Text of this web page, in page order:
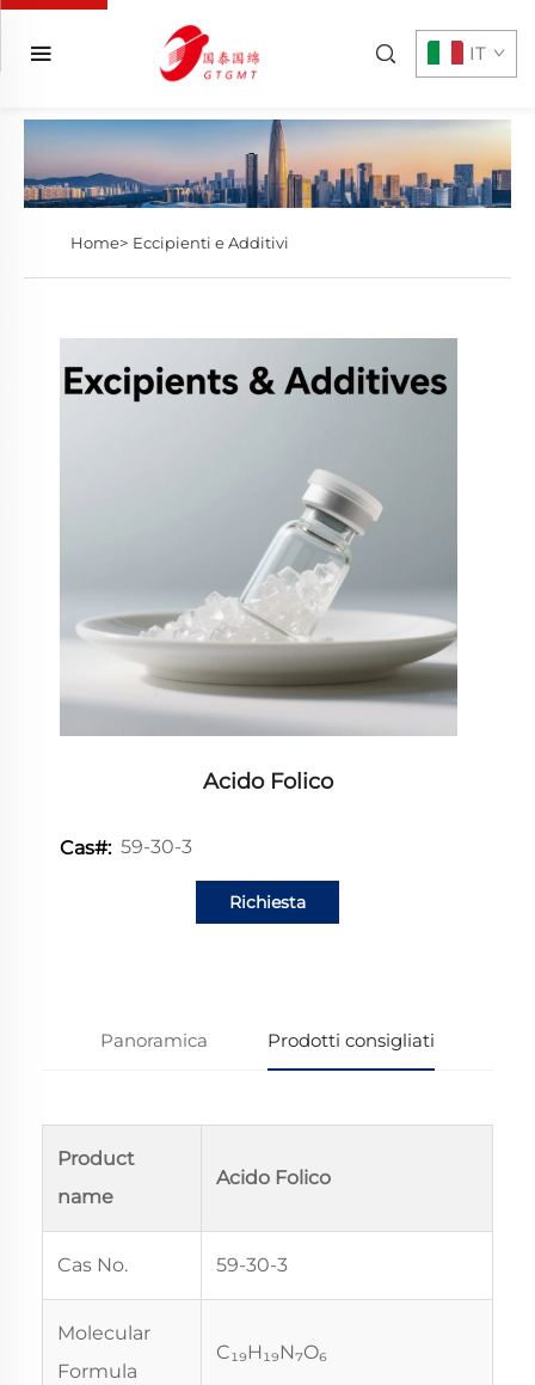
IT
Home> Eccipienti e Additivi
Acido Folico
Cas#: 59-30-3
Richiesta
Panoramica Prodotti consigliati
Product
name
Acido Folico
Cas No. 59-30-3
Molecular
Formula
C₁₉H₁₉N₇O₆